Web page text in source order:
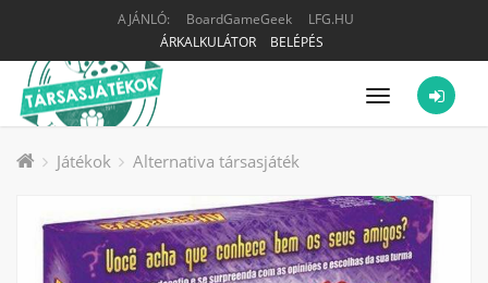
AJÁNLÓ: BoardGameGeek
LFG.HU
ÁRKALKULÁTOR
BELÉPÉS
Menü
Játékok Alternativa társasjáték